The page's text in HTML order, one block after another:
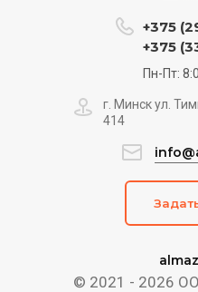
© 2021 - 2026
+375
+375
Пн-Пт:
г. Минск ул.
414